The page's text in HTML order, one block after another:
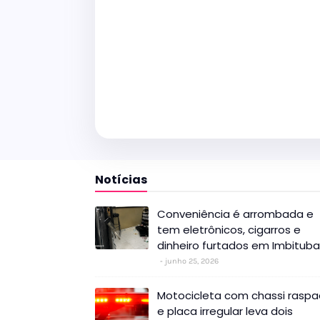
Notícias
Conveniência é arrombada e
tem eletrônicos, cigarros e
dinheiro furtados em Imbituba
junho 25, 2026
Motocicleta com chassi
e placa irregular leva dois